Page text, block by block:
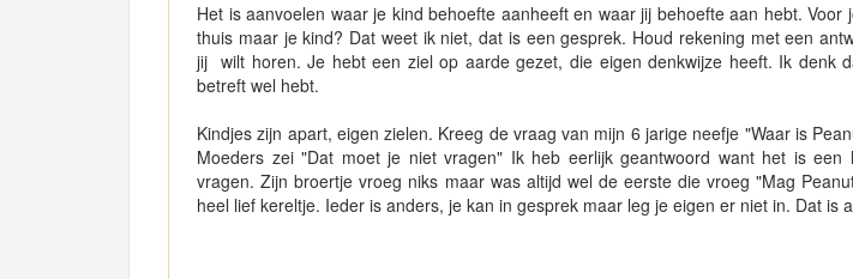
Het is aanvoelen waar je kind behoefte aanheeft en waar jij behoefte aan hebt. Voor
thuis maar je kind? Dat weet ik niet, dat is een gesprek. Houd rekening met een
jij wilt horen. Je hebt een ziel op aarde gezet, die eigen denkwijze heeft. Ik denk
betreft wel hebt.
Kindjes zijn apart, eigen zielen. Kreeg de vraag van mijn 6 jarige neefje "Waar is
Moeders zei "Dat moet je niet vragen" Ik heb eerlijk geantwoord want het is een
vragen. Zijn broertje vroeg niks maar was altijd wel de eerste die vroeg "Mag
heel lief kereltje. Ieder is anders, je kan in gesprek maar leg je eigen er niet in. Dat is